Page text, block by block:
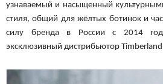
узнаваемый и насыщенный
стиля, общий для жёлтых ботинок и
силу бренда в России с 2014
эксклюзивный дистрибьютор